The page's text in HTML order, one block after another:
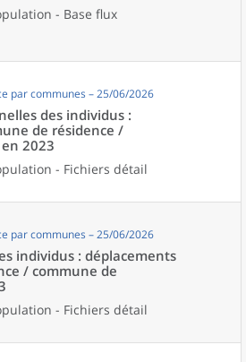
- Base flux
par communes – 25/06/2026
des individus :
de résidence /
2023
- Fichiers détail
par communes – 25/06/2026
individus : déplacements
/ commune de
- Fichiers détail